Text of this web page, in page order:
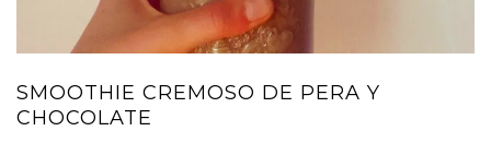
SMOOTHIE CREMOSO DE PERA Y
CHOCOLATE